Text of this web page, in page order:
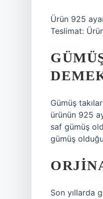
Ürün 925
Teslimat:
Gümüş
ürünün 925
saf gümüş
gümüş
Son yıllarda